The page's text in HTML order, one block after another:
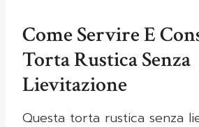
Come Servire E
Torta Rustica Senza
Lievitazione
Questa torta rustica senza